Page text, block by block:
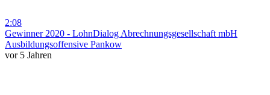
2:08
Gewinner 2020 - LohnDialog Abrechnungsgesellschaft mbH
Ausbildungsoffensive Pankow
vor 5 Jahren